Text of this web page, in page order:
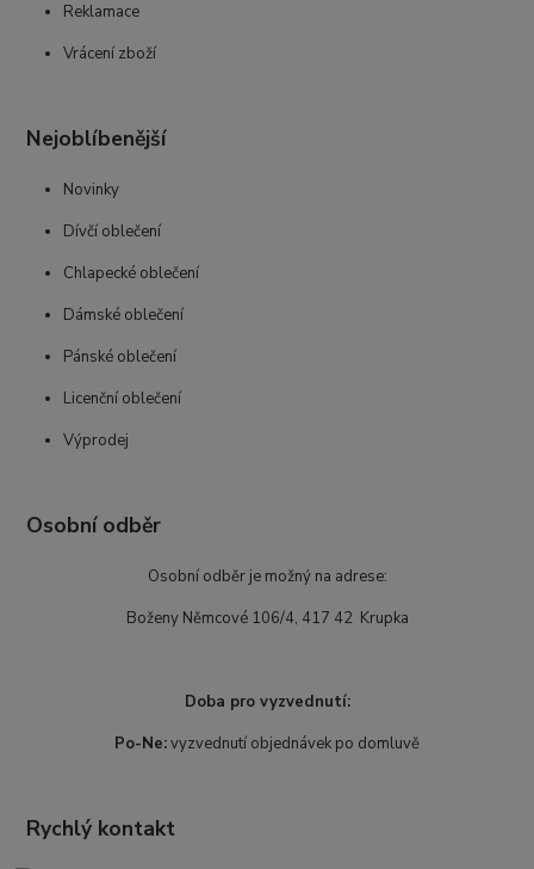
Reklamace
Vrácení zboží
Nejoblíbenější
Novinky
Dívčí oblečení
Chlapecké oblečení
Dámské oblečení
Pánské oblečení
Licenční oblečení
Výprodej
Osobní odběr
Osobní odběr je možný na adrese:
Boženy Němcové 106/4, 417 42 Krupka
Doba pro vyzvednutí:
Po-Ne:vyzvednutí objednávek po domluvě
Rychlý kontakt